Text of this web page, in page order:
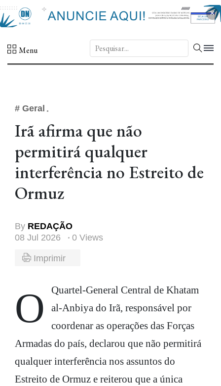
×
Menu DN.
# Geral
Irã afirma que não
permitirá qualquer
interferência no Estreito de
Ormuz
By REDAÇÃO
08 Jul 2026
0 Views
Imprimir
O Quartel-General Central de Khatam
al-Anbiya do Irã, responsável por
coordenar as operações das Forças
Armadas do país, declarou que não permitirá
qualquer interferência nos assuntos do
Estreito de Ormuz e reiterou que a única